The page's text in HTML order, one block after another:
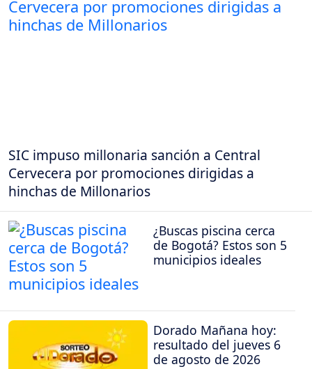
SIC impuso millonaria sanción a Central
Cervecera por promociones dirigidas a
hinchas de Millonarios
¿Buscas piscina cerca
de Bogotá? Estos son 5
municipios ideales
Dorado Mañana hoy:
resultado del jueves 6
de agosto de 2026